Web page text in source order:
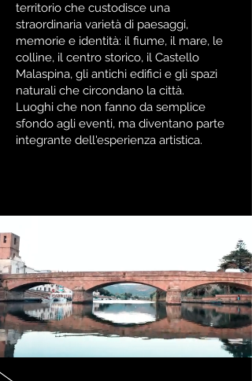
territorio che custodisce una
straordinaria varietà di paesaggi,
memorie e identità: il fiume, il mare, le
colline, il centro storico, il Castello
Malaspina, gli antichi edifici e gli spazi
naturali che circondano la città.
Luoghi che non fanno da semplice
sfondo agli eventi, ma diventano parte
integrante dell'esperienza artistica.